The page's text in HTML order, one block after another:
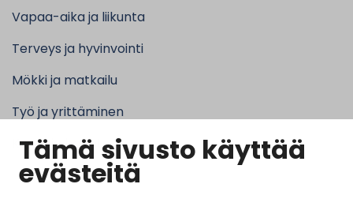
Tämä sivusto käyttää
evästeitä
Vapaa-aika ja liikunta
Terveys ja hyvinvointi
Mökki ja matkailu
Työ ja yrittäminen
Kunta ja hallinto